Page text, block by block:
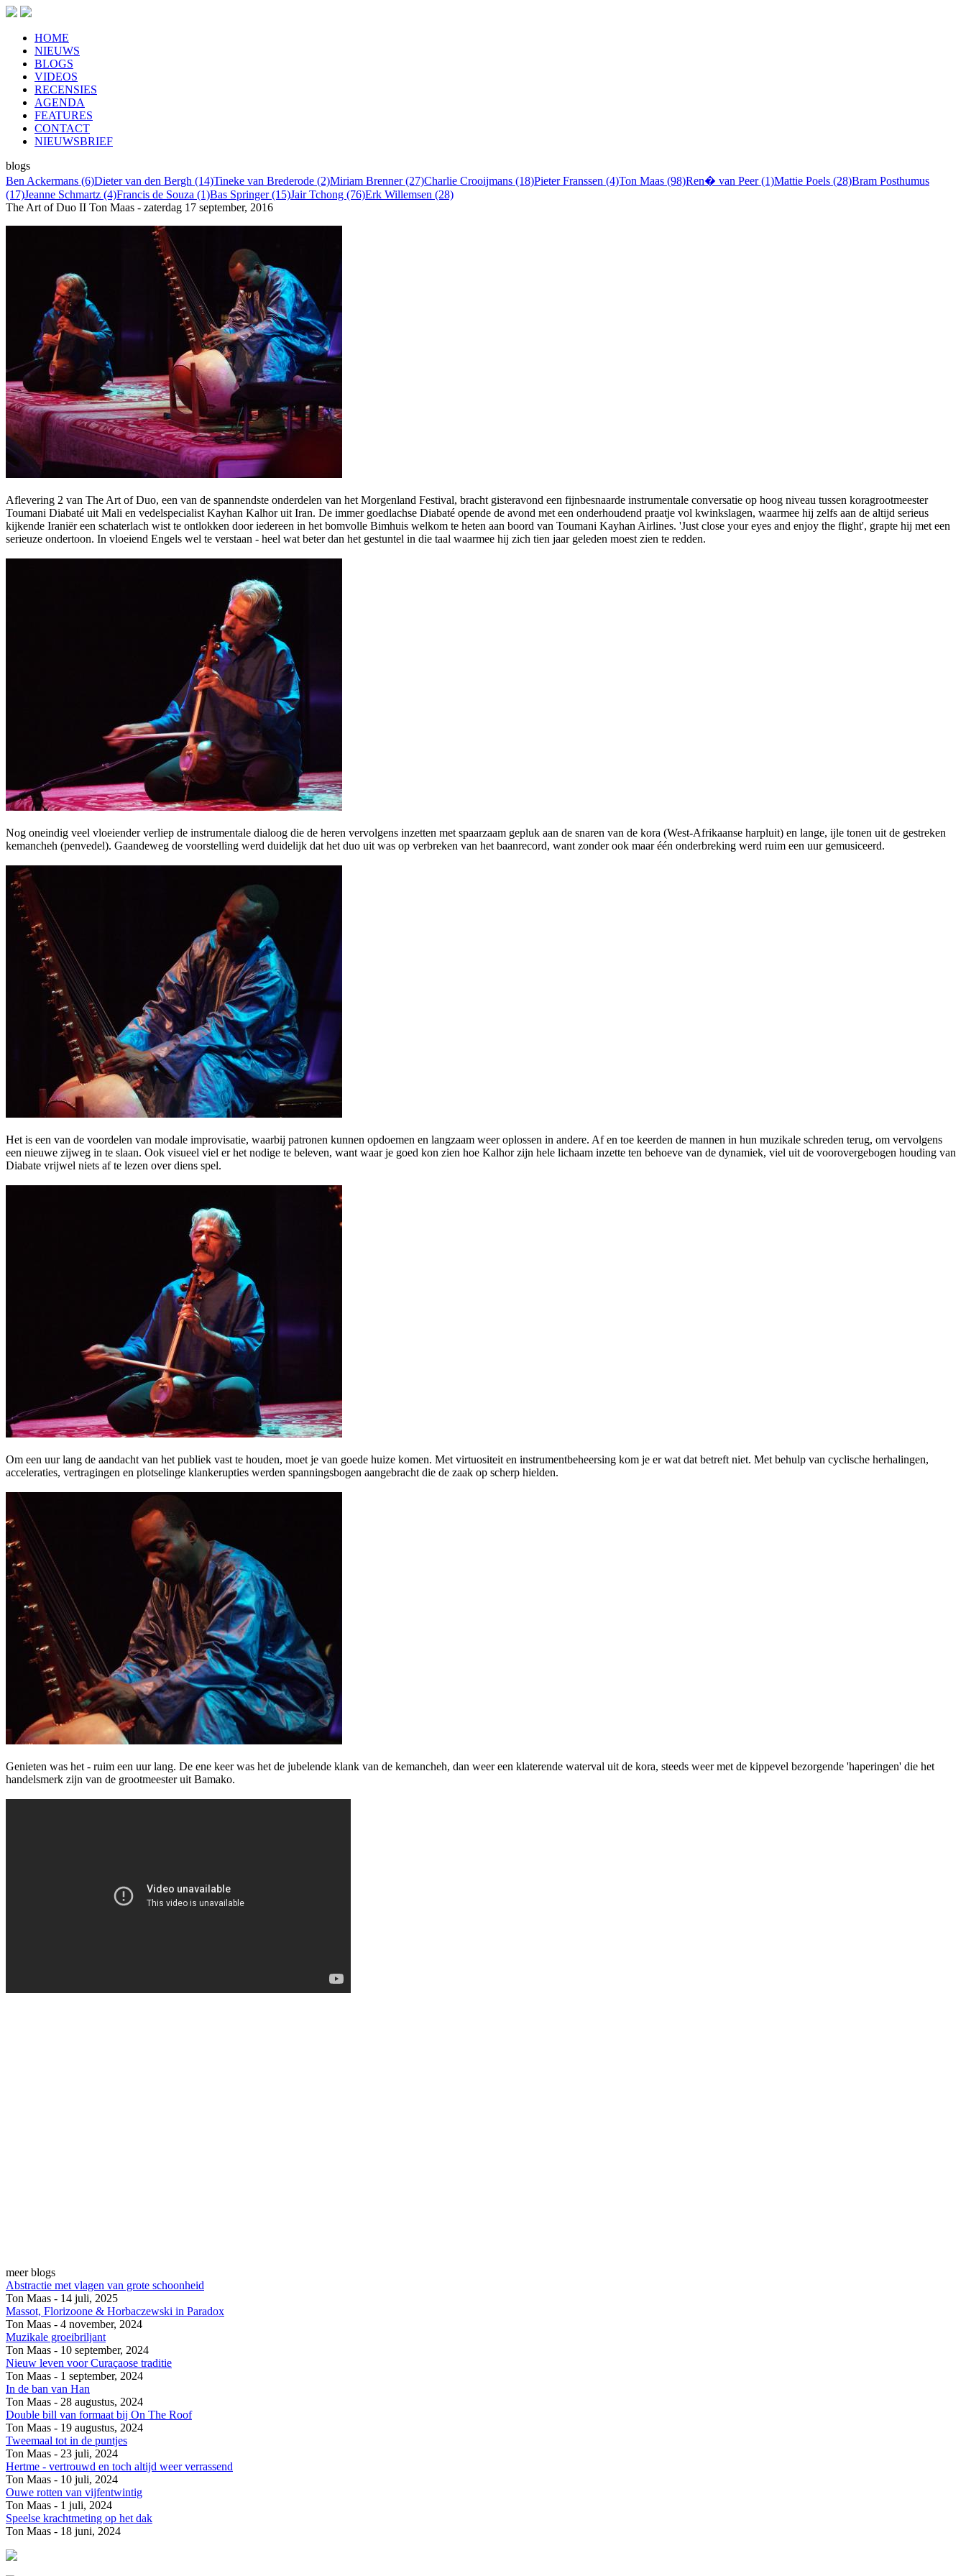
HOME
NIEUWS
BLOGS
VIDEOS
RECENSIES
AGENDA
FEATURES
CONTACT
NIEUWSBRIEF
blogs
Ben Ackermans (6)Dieter van den Bergh (14)Tineke van Brederode (2)Miriam Brenner (27)Charlie Crooijmans (18)Pieter Franssen (4)Ton Maas (98)Ren� van Peer (1)Mattie Poels (28)Bram Posthumus
(17)Jeanne Schmartz (4)Francis de Souza (1)Bas Springer (15)Jair Tchong (76)Erk Willemsen (28)
The Art of Duo II Ton Maas - zaterdag 17 september, 2016
Aflevering 2 van The Art of Duo, een van de spannendste onderdelen van het Morgenland Festival, bracht gisteravond een fijnbesnaarde instrumentale conversatie op hoog niveau tussen koragrootmeester
Toumani Diabaté uit Mali en vedelspecialist Kayhan Kalhor uit Iran. De immer goedlachse Diabaté opende de avond met een onderhoudend praatje vol kwinkslagen, waarmee hij zelfs aan de altijd serieus
kijkende Iraniër een schaterlach wist te ontlokken door iedereen in het bomvolle Bimhuis welkom te heten aan boord van Toumani Kayhan Airlines. 'Just close your eyes and enjoy the flight', grapte hij met een
serieuze ondertoon. In vloeiend Engels wel te verstaan - heel wat beter dan het gestuntel in die taal waarmee hij zich tien jaar geleden moest zien te redden.
Nog oneindig veel vloeiender verliep de instrumentale dialoog die de heren vervolgens inzetten met spaarzaam gepluk aan de snaren van de kora (West-Afrikaanse harpluit) en lange, ijle tonen uit de gestreken
kemancheh (penvedel). Gaandeweg de voorstelling werd duidelijk dat het duo uit was op verbreken van het baanrecord, want zonder ook maar één onderbreking werd ruim een uur gemusiceerd.
Het is een van de voordelen van modale improvisatie, waarbij patronen kunnen opdoemen en langzaam weer oplossen in andere. Af en toe keerden de mannen in hun muzikale schreden terug, om vervolgens
een nieuwe zijweg in te slaan. Ook visueel viel er het nodige te beleven, want waar je goed kon zien hoe Kalhor zijn hele lichaam inzette ten behoeve van de dynamiek, viel uit de voorovergebogen houding van
Diabate vrijwel niets af te lezen over diens spel.
Om een uur lang de aandacht van het publiek vast te houden, moet je van goede huize komen. Met virtuositeit en instrumentbeheersing kom je er wat dat betreft niet. Met behulp van cyclische herhalingen,
acceleraties, vertragingen en plotselinge klankerupties werden spanningsbogen aangebracht die de zaak op scherp hielden.
Genieten was het - ruim een uur lang. De ene keer was het de jubelende klank van de kemancheh, dan weer een klaterende waterval uit de kora, steeds weer met de kippevel bezorgende 'haperingen' die het
handelsmerk zijn van de grootmeester uit Bamako.
meer blogs
Abstractie met vlagen van grote schoonheid
Ton Maas - 14 juli, 2025
Massot, Florizoone & Horbaczewski in Paradox
Ton Maas - 4 november, 2024
Muzikale groeibriljant
Ton Maas - 10 september, 2024
Nieuw leven voor Curaçaose traditie
Ton Maas - 1 september, 2024
In de ban van Han
Ton Maas - 28 augustus, 2024
Double bill van formaat bij On The Roof
Ton Maas - 19 augustus, 2024
Tweemaal tot in de puntjes
Ton Maas - 23 juli, 2024
Hertme - vertrouwd en toch altijd weer verrassend
Ton Maas - 10 juli, 2024
Ouwe rotten van vijfentwintig
Ton Maas - 1 juli, 2024
Speelse krachtmeting op het dak
Ton Maas - 18 juni, 2024